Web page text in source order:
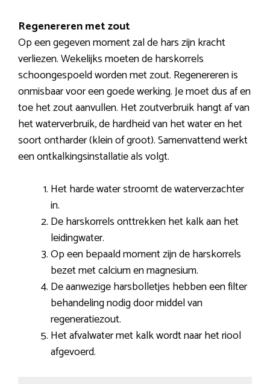
Regenereren met zout
Op een gegeven moment zal de hars zijn kracht
verliezen. Wekelijks moeten de harskorrels
schoongespoeld worden met zout. Regenereren is
onmisbaar voor een goede werking. Je moet dus af en
toe het zout aanvullen. Het zoutverbruik hangt af van
het waterverbruik, de hardheid van het water en het
soort ontharder (klein of groot). Samenvattend werkt
een ontkalkingsinstallatie als volgt.
Het harde water stroomt de waterverzachter
in.
De harskorrels onttrekken het kalk aan het
leidingwater.
Op een bepaald moment zijn de harskorrels
bezet met calcium en magnesium.
De aanwezige harsbolletjes hebben een filter
behandeling nodig door middel van
regeneratiezout.
Het afvalwater met kalk wordt naar het riool
afgevoerd.